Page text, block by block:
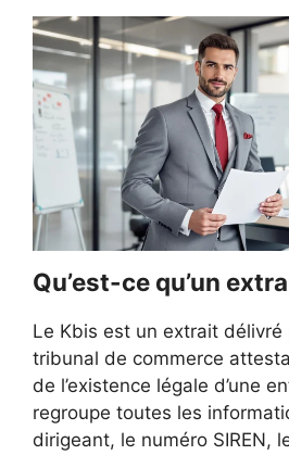
Qu’est-ce qu’un
Le Kbis est un extrait
tribunal de commerce
de l’existence légale d’une
regroupe toutes les
dirigeant, le numéro SIREN,